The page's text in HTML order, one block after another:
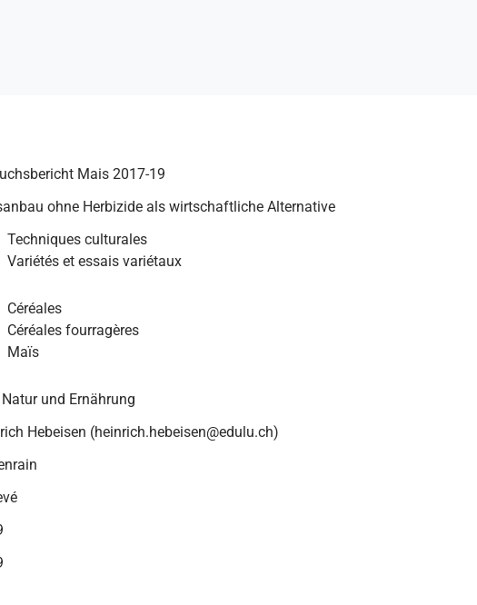
Mais 2017-19
ohne Herbizide als wirtschaftliche Alternative
Techniques culturales
Variétés et essais variétaux
Céréales
Céréales fourragères
Maïs
und Ernährung
Hebeisen (heinrich.hebeisen@edulu.ch)